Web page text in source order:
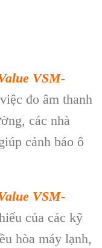
VSM-
đo âm thanh
các nhà
cảnh báo ô
VSM-
của các kỹ
hòa máy lạnh,